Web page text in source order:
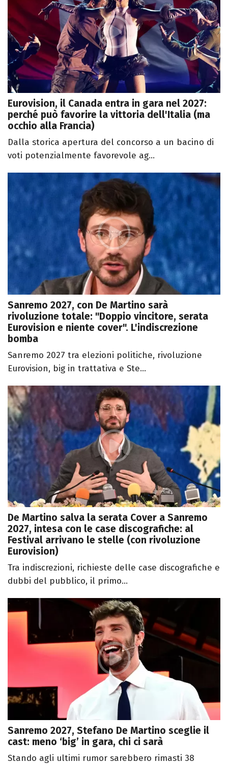
Eurovision, il Canada entra in gara nel 2027:
perché può favorire la vittoria dell'Italia (ma
occhio alla Francia)
Dalla storica apertura del concorso a un bacino di
voti potenzialmente favorevole ag...
Sanremo 2027, con De Martino sarà
rivoluzione totale: "Doppio vincitore, serata
Eurovision e niente cover". L'indiscrezione
bomba
Sanremo 2027 tra elezioni politiche, rivoluzione
Eurovision, big in trattativa e Ste...
De Martino salva la serata Cover a Sanremo
2027, intesa con le case discografiche: al
Festival arrivano le stelle (con rivoluzione
Eurovision)
Tra indiscrezioni, richieste delle case discografiche e
dubbi del pubblico, il primo...
Sanremo 2027, Stefano De Martino sceglie il
cast: meno ‘big’ in gara, chi ci sarà
Stando agli ultimi rumor sarebbero rimasti 38